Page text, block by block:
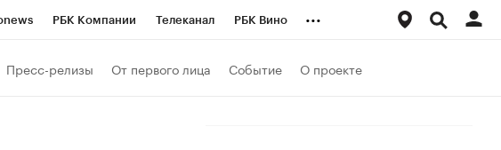
РБК Компании Телеканал РБК Вино ...
Пресс-релизы От первого лица Событие О проекте